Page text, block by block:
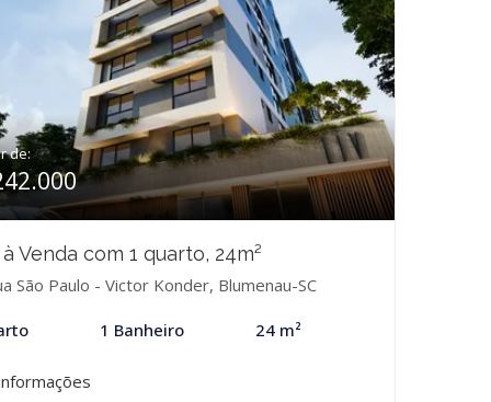
de:
Venda com 1 quarto, 24m²
São Paulo - Victor Konder, Blumenau-SC
1 Banheiro 24 m²